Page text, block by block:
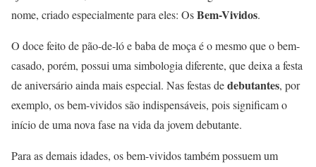
nome, criado especialmente para eles: OsBem-Vividos.
O doce feito de pão-de-ló e baba de moça é o mesmo que o bem-
casado, porém, possui uma simbologia diferente, que deixa a festa
de aniversário ainda mais especial. Nas festas dedebutantes, por
exemplo, os bem-vividos são indispensáveis, pois significam o
início de uma nova fase na vida da jovem debutante.
Para as demais idades, os bem-vividos também possuem um